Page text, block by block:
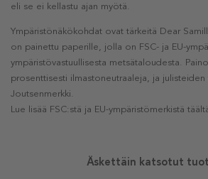
eli se ei kellastu ajan myötä.
Ympäristönäkökohdat ovat tärkeitä Dear
on painettu paperille, jolla on FSC- ja EU-
ympäristövastuullisesta metsätaloudesta.
prosenttisesti ilmastoneutraaleja, ja
Joutsenmerkki.
Lue lisää FSC:stä ja EU-ympäristömerkistä
Äskettäin katsotut